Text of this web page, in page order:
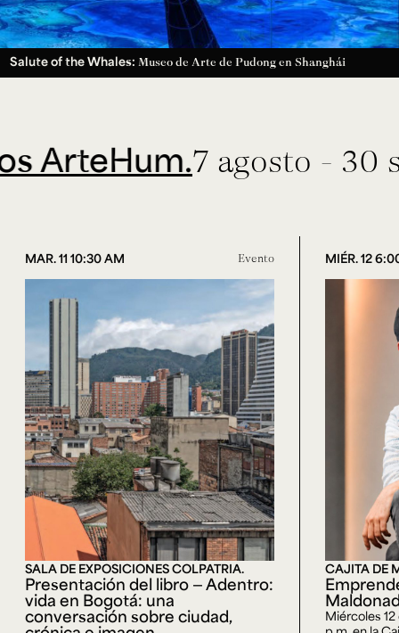
Salute of the Whales: Museo de Arte de Pudong en Shanghái
7 agosto - 30
MAR. 11 10:30 AM Evento
SALA DE EXPOSICIONES COLPATRIA.
Presentación del libro — Adentro:
vida en Bogotá: una
conversación sobre ciudad,
MIÉR. 12
CAJITA DE
Miércoles